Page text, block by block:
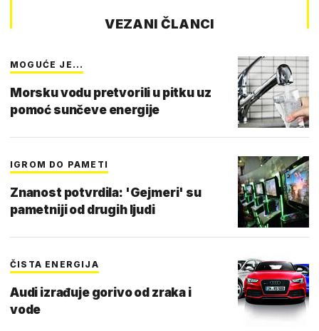
VEZANI ČLANCI
MOGUĆE JE...
Morsku vodu pretvorili u pitku uz
pomoć sunčeve energije
IGROM DO PAMETI
Znanost potvrdila: 'Gejmeri' su
pametniji od drugih ljudi
ČISTA ENERGIJA
Audi izrađuje gorivo od zraka i
vode